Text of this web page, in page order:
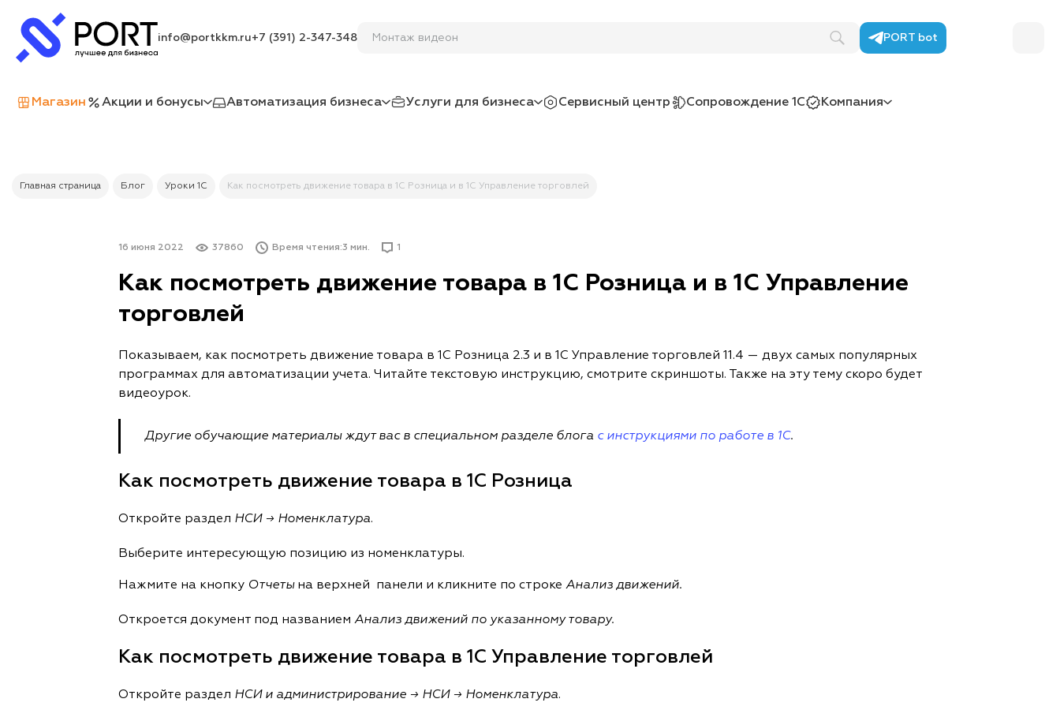
info@portkkm.ru+7 (391) 2-347-348 PORT bot
Магазин Акции и бонусы Автоматизация бизнеса Услуги для бизнеса Сервисный центр Сопровождение 1С Компания
Главная страница Блог Уроки 1С Как посмотреть движение товара в 1С Розница и в 1С Управление торговлей
16 июня 2022 37860 Время чтения:3 мин. 1
Как посмотреть движение товара в 1С Розница и в 1С Управление
торговлей
Показываем, как посмотреть движение товара в 1С Розница 2.3 и в 1С Управление торговлей 11.4 — двух самых популярных
программах для автоматизации учета. Читайте текстовую инструкцию, смотрите скриншоты. Также на эту тему скоро будет
видеоурок.
Другие обучающие материалы ждут вас в специальном разделе блога с инструкциями по работе в 1С.
Как посмотреть движение товара в 1С Розница
Откройте раздел НСИ → Номенклатура.
Выберите интересующую позицию из номенклатуры.
Нажмите на кнопку Отчетына верхней панели и кликните по строке Анализ движений.
Откроется документ под названием Анализ движений по указанному товару.
Как посмотреть движение товара в 1С Управление торговлей
Откройте раздел НСИ и администрирование → НСИ → Номенклатура.